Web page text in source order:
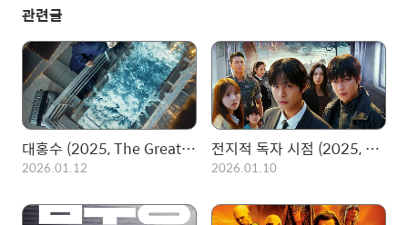
관련글
대홍수 (2025, The Great Flood)
2026.01.12
전지적 독자 시점 (2025, Omniscient Reader: The Prophet)
2026.01.10